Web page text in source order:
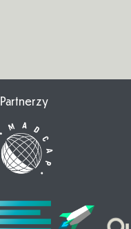
Partnerzy